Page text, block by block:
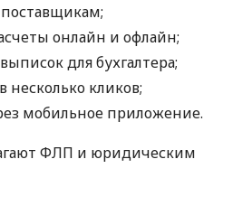
поставщикам;
онлайн и офлайн;
для бухгалтера;
несколько кликов;
мобильное приложение.
ФЛП и юридическим